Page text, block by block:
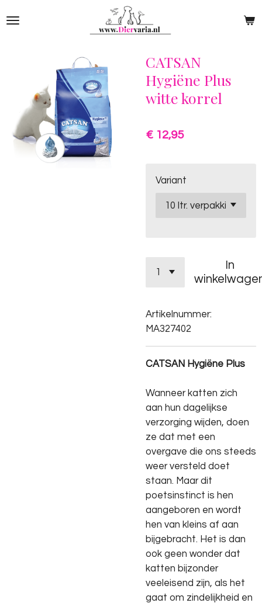
direct
hoofdinhoud
CATSAN
Hygiëne Plus
witte korrel
€ 12,95
Variant
In
Artikelnummer:
MA327402
CATSAN Hygiëne Plus
Wanneer katten zich
aan hun dagelijkse
verzorging wijden, doen
ze dat met een
overgave die ons steeds
weer versteld doet
staan. Maar dit
poetsinstinct is hen
aangeboren en wordt
hen van kleins af aan
bijgebracht. Het is dan
ook geen wonder dat
katten bijzonder
veeleisend zijn, als het
gaat om zindelijkheid en